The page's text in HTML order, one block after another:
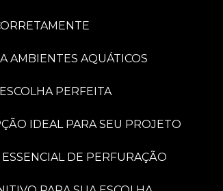
AMBIENTES AQUÁTICOS
PERFEITA
IDEAL PARA SEU PROJETO
DE PERFURAÇÃO